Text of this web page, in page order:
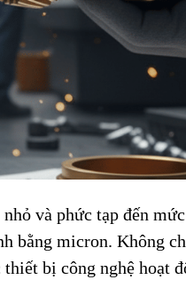
và phức tạp đến
bằng micron. Không
bị công nghệ hoạt